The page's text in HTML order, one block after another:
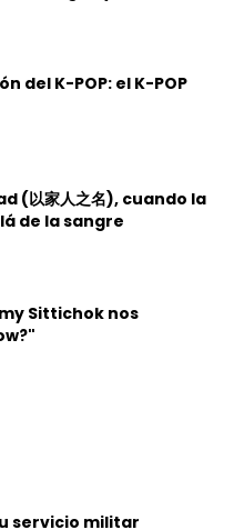
del K-POP: el K-POP
(以家人之名), cuando la
de la sangre
Sittichok nos
servicio militar